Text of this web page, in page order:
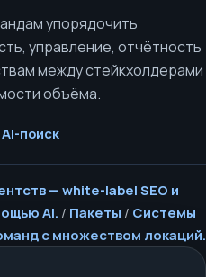
упорядочить
управление, отчётность
между стейкхолдерами
объёма.
AI-поиск
— white-label SEO и
AI. / Пакеты / Системы
с множеством локаций.